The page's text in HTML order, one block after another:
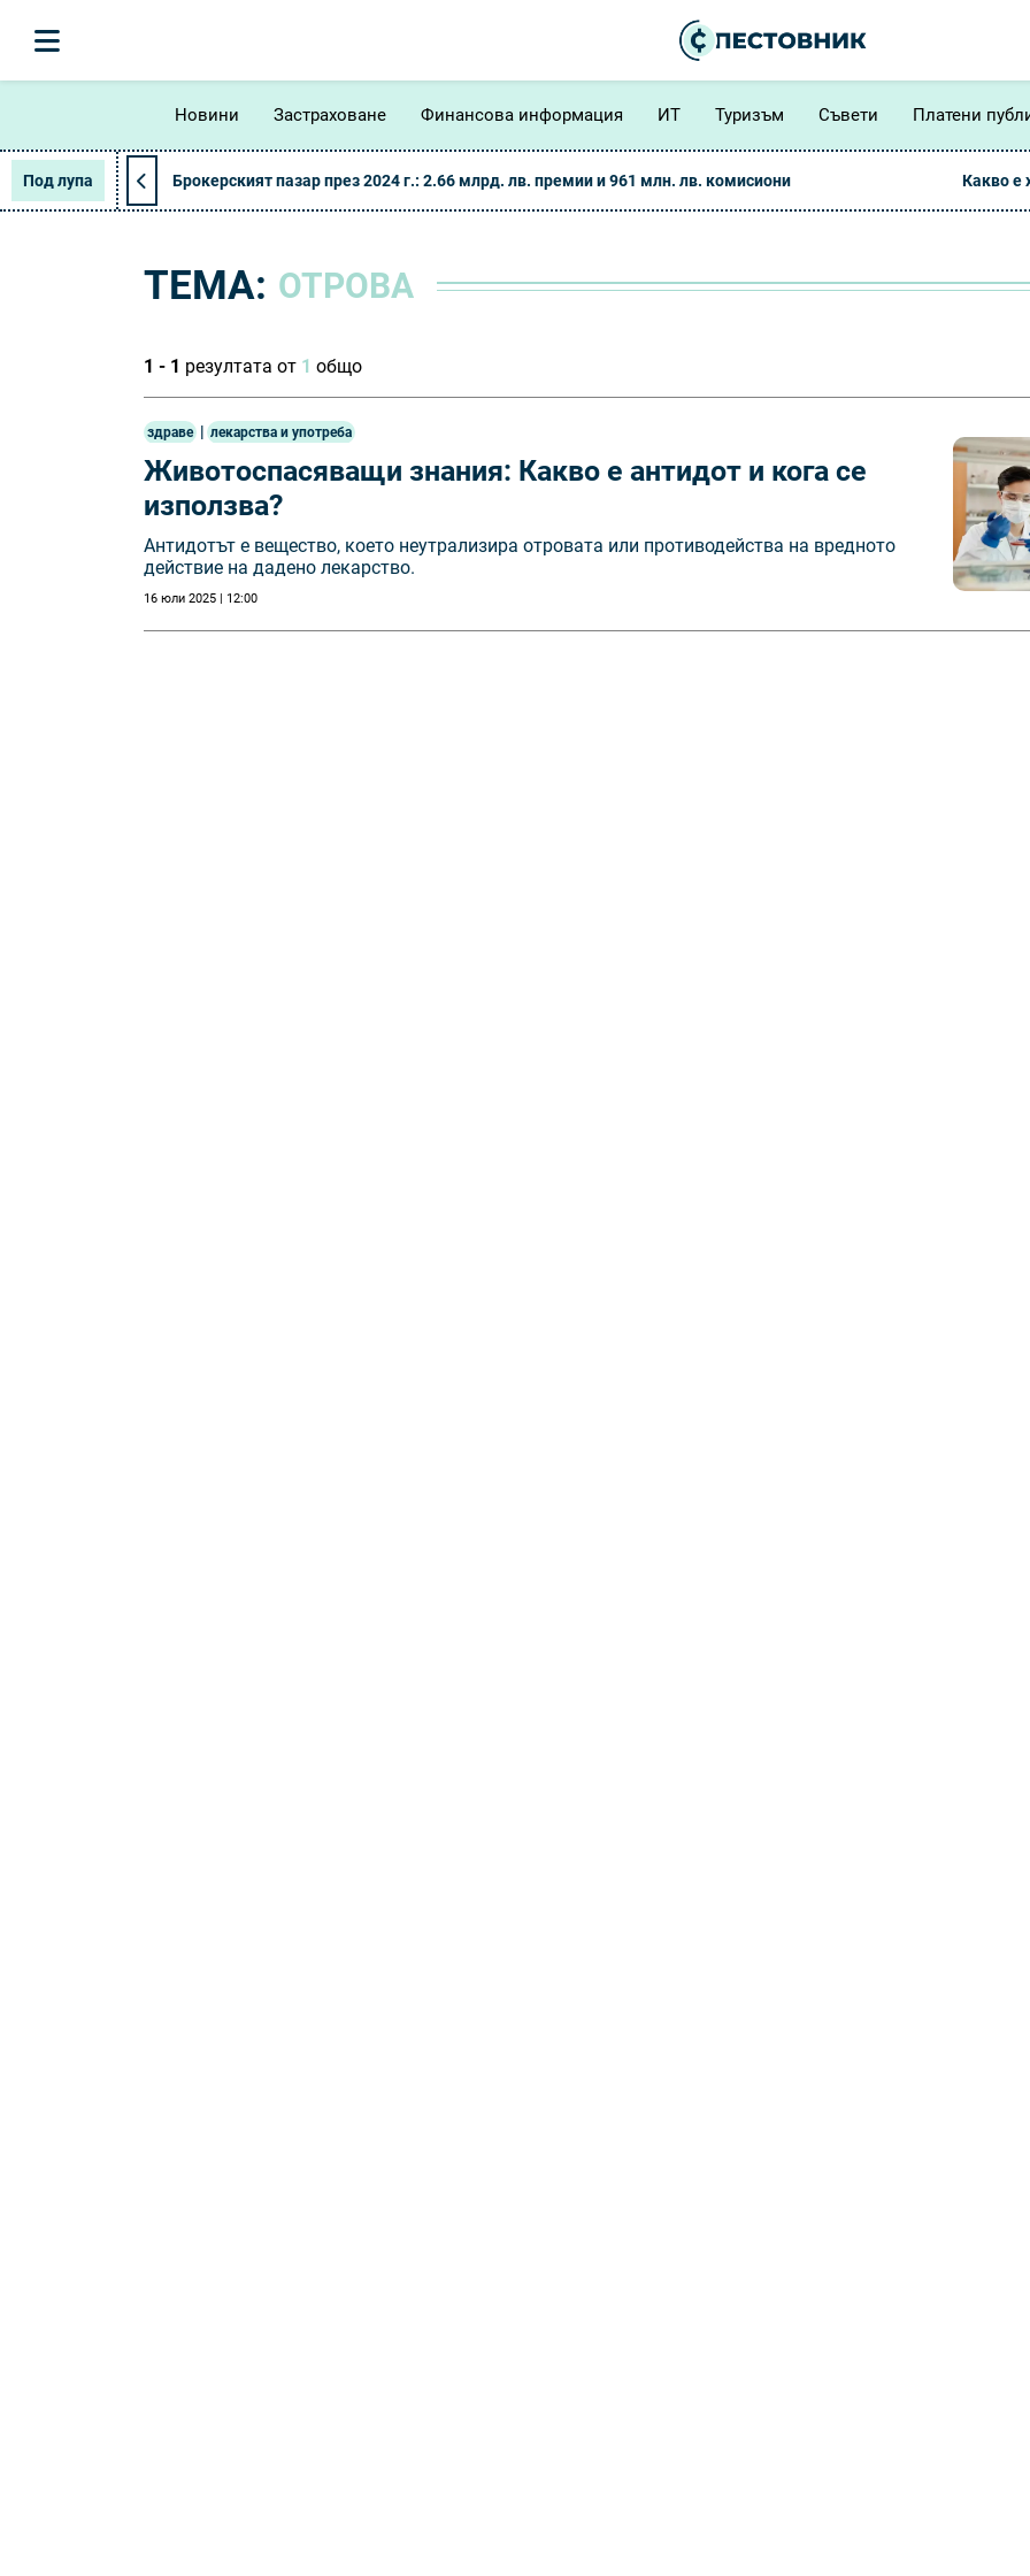
Новини Застраховане Финансова информация ИТ Туризъм Съвети Платени
Под лупа Брокерският пазар през 2024 г.: 2.66 млрд. лв. премии и 961 млн. лв. комисиони Какво е
ТЕМА: ОТРОВА
1 - 1 резултата от 1 общо
здраве | лекарства и употреба
Животоспасяващи знания: Какво е антидот и кога се
използва?
Антидотът е вещество, което неутрализира отровата или противодейства на вредното
действие на дадено лекарство.
16 юли 2025 | 12:00